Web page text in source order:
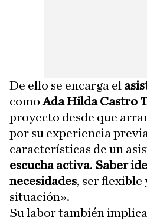
De ello se encarga el
comoAda Hilda Castro
proyecto desde que
por su experiencia
características de un
escucha activa. Saber
necesidades, ser flexible
situación».
Su labor también implica